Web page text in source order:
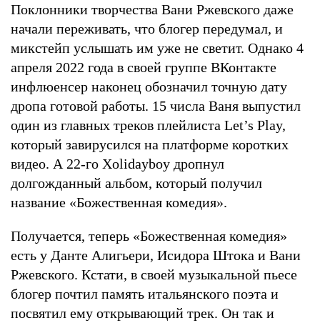
Поклонники творчества Вани Ржевского даже
начали переживать, что блогер передумал, и
микстейп услышать им уже не светит. Однако 4
апреля 2022 года в своей группе ВКонтакте
инфлюенсер наконец обозначил точную дату
дропа готовой работы. 15 числа Ваня выпустил
один из главных треков плейлиста Let’s Play,
который завирусился на платформе коротких
видео. А 22-го Xolidayboy дропнул
долгожданный альбом, который получил
название «Божественная комедия».
Получается, теперь «Божественная комедия»
есть у Данте Алигьери, Исидора Штока и Вани
Ржевского. Кстати, в своей музыкальной пьесе
блогер почтил память итальянского поэта и
посвятил ему открывающий трек. Он так и